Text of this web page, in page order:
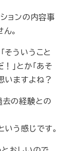
ョンの内容事
。
そういうこと
」とか「あそ
いますよね？
去の経験との
いう感じです。